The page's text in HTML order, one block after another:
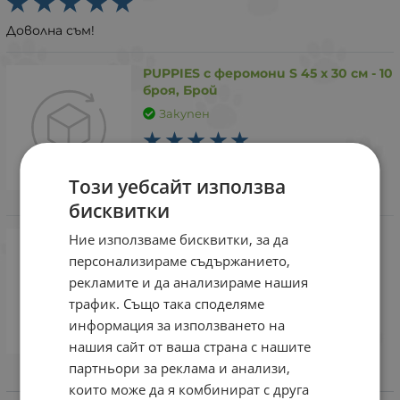
Доволна съм!
PUPPIES с феромони S 45 х 30 см - 10
броя, Брой
Закупен
изхождането!
Закупен
Кучето ми ги обожава
Този уебсайт използва
бисквитки
Ние използваме бисквитки, за да
персонализираме съдържанието,
рекламите и да анализираме нашия
трафик. Също така споделяме
информация за използването на
нашия сайт от ваша страна с нашите
партньори за реклама и анализи,
които може да я комбинират с друга